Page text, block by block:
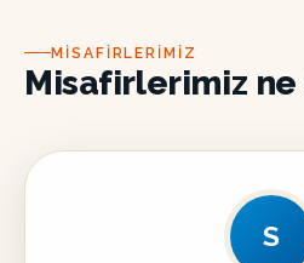
MISAFIRLERIMIZ
Misafirlerimiz ne
S